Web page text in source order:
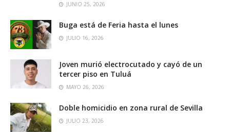
JUNIO 25, 2026
Buga está de Feria hasta el lunes
JULIO 16, 2026
Joven murió electrocutado y cayó de un
tercer piso en Tuluá
MAYO 26, 2026
Doble homicidio en zona rural de Sevilla
JULIO 23, 2026